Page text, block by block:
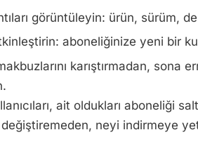
görüntüleyin: ürün, sürüm,
aboneliğinize yeni bir
karıştırmadan,
ait oldukları aboneliği
neyi indirmeye